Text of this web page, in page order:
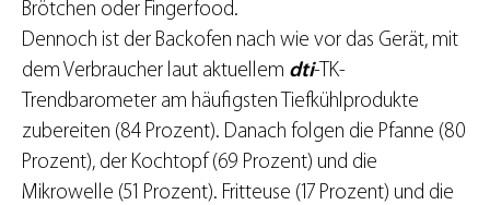
Brötchen oder Fingerfood.
Dennoch ist der Backofen nach wie vor das Gerät, mit
dem Verbraucher laut aktuellem dti-TK-
Trendbarometer am häufigsten Tiefkühlprodukte
zubereiten (84 Prozent). Danach folgen die Pfanne (80
Prozent), der Kochtopf (69 Prozent) und die
Mikrowelle (51 Prozent). Fritteuse (17 Prozent) und die